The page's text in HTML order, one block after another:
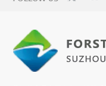
斜插式滤筒除尘器